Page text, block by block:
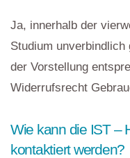
Ja, innerhalb der
Studium
der Vorstellung
Widerrufsrecht
Wie kann die IST –
kontaktiert werden?